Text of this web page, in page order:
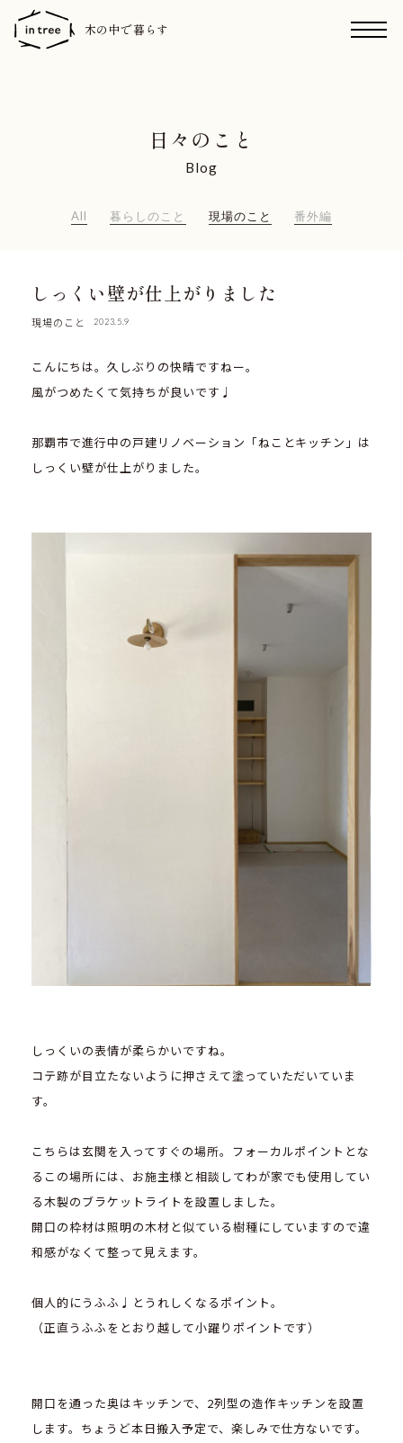
木の中で暮らす
日々のこと
Blog
All 暮らしのこと 現場のこと 番外編
しっくい壁が仕上がりました
現場のこと 2023.5.9
こんにちは。久しぶりの快晴ですねー。
風がつめたくて気持ちが良いです♩
那覇市で進行中の戸建リノベーション「ねことキッチン」は
しっくい壁が仕上がりました。
しっくいの表情が柔らかいですね。
コテ跡が目立たないように押さえて塗っていただいていま
す。
こちらは玄関を入ってすぐの場所。フォーカルポイントとな
るこの場所には、お施主様と相談してわが家でも使用してい
る木製のブラケットライトを設置しました。
開口の枠材は照明の木材と似ている樹種にしていますので違
和感がなくて整って見えます。
個人的にうふふ♩とうれしくなるポイント。
（正直うふふをとおり越して小躍りポイントです）
開口を通った奥はキッチンで、2列型の造作キッチンを設置
します。ちょうど本日搬入予定で、楽しみで仕方ないです。